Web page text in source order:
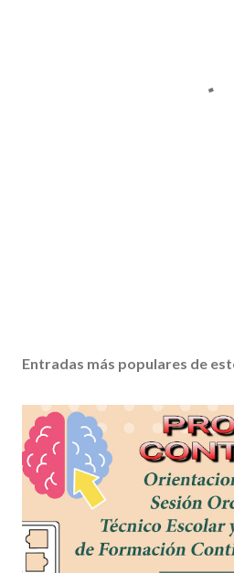
Entradas más populares de